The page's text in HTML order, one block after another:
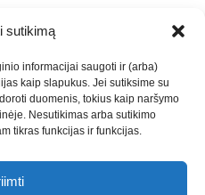
sutikimą
informacijai saugoti ir (arba)
kaip slapukus. Jei sutiksime su
duomenis, tokius kaip naršymo
Nesutikimas arba sutikimo
tikras funkcijas ir funkcijas.
turinio kūrimas,
į mūsų valdomas
Express News ByAdore
-Teisinės